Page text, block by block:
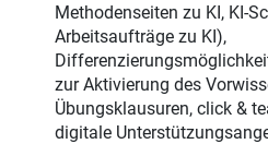
Methodenseiten zu KI, KI-
Arbeitsaufträge zu KI),
zur Aktivierung des
Übungsklausuren, click &
digitale